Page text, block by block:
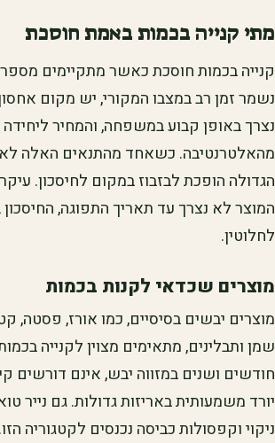
מתי קנייה בכמות באמת חוסכת
קנייה בכמות חוסכת כאשר מתקיימים
נשמר זמן רב במצבו המקורי, יש מקום
נצרך באופן קבוע במשפחה, והמחיר ליחידה
מהאלטרנטיבה. כשאחד מהתנאים האלה לא
הגדולה הופכת לבזבוז במקום לחיסכון.
המוצר לא נצרך עד תאריך התפוגה, החיסכון
לחלוטין.
מוצרים שכדאי לקנות בכמות
מוצרים יבשים בסיסיים, כמו אורז, פסטה,
שמן ותבלינים, מתאימים מצוין לקנייה
חודשים ושנים במזווה יבש, אינם דורשים
יורד משמעותית באריזות גדולות. גם נייר
ניקוי וקפסולות כביסה נכנסים לקטגוריה